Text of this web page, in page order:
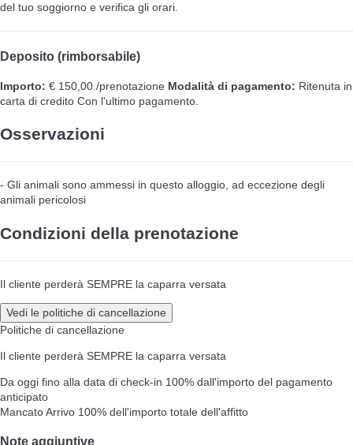
del tuo soggiorno e verifica gli orari.
Deposito (rimborsabile)
Importo: € 150,00 /prenotazione Modalità di pagamento: Ritenuta in
carta di credito Con l'ultimo pagamento.
Osservazioni
- Gli animali sono ammessi in questo alloggio, ad eccezione degli
animali pericolosi
Condizioni della prenotazione
Il cliente perderà SEMPRE la caparra versata
Vedi le politiche di cancellazione
Politiche di cancellazione
Il cliente perderà SEMPRE la caparra versata
Da oggi fino alla data di check-in 100% dall'importo del pagamento
anticipato
Mancato Arrivo 100% dell'importo totale dell'affitto
Note aggiuntive